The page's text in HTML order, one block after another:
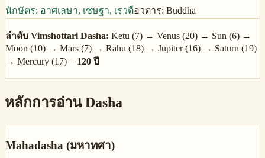
นักษัตร: อาศเลษา, เชษฐา, เรวตีอวตาร: Buddha
ลำดับ Vimshottari Dasha: Ketu (7) → Venus (20) → Sun (6) →
Moon (10) → Mars (7) → Rahu (18) → Jupiter (16) → Saturn (19)
→ Mercury (17) = 120 ปี
หลักการอ่าน Dasha
Mahadasha (มหาทศา)